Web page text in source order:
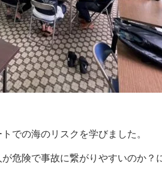
での海のリスクを学びました。
危険で事故に繋がりやすいのか？